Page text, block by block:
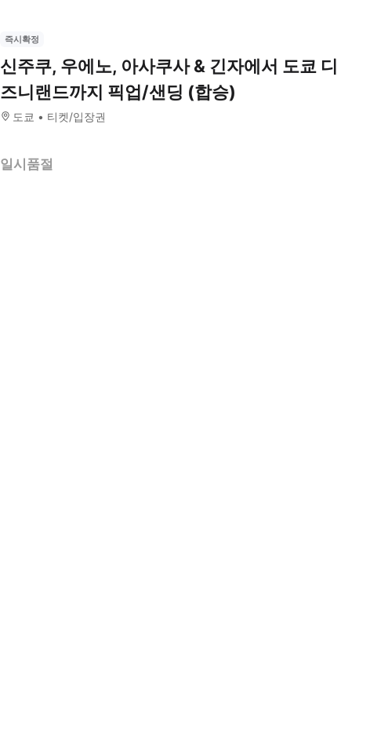
즉시확정
신주쿠, 우에노, 아사쿠사 & 긴자에서 도쿄 디
즈니랜드까지 픽업/샌딩 (합승)
도쿄 티켓/입장권
일시품절